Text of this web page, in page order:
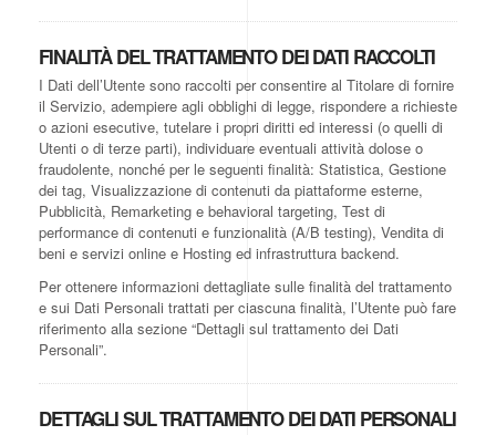
FINALITÀ DEL TRATTAMENTO DEI DATI RACCOLTI
I Dati dell’Utente sono raccolti per consentire al Titolare di fornire
il Servizio, adempiere agli obblighi di legge, rispondere a richieste
o azioni esecutive, tutelare i propri diritti ed interessi (o quelli di
Utenti o di terze parti), individuare eventuali attività dolose o
fraudolente, nonché per le seguenti finalità: Statistica, Gestione
dei tag, Visualizzazione di contenuti da piattaforme esterne,
Pubblicità, Remarketing e behavioral targeting, Test di
performance di contenuti e funzionalità (A/B testing), Vendita di
beni e servizi online e Hosting ed infrastruttura backend.
Per ottenere informazioni dettagliate sulle finalità del trattamento
e sui Dati Personali trattati per ciascuna finalità, l’Utente può fare
riferimento alla sezione “Dettagli sul trattamento dei Dati
Personali”.
DETTAGLI SUL TRATTAMENTO DEI DATI PERSONALI